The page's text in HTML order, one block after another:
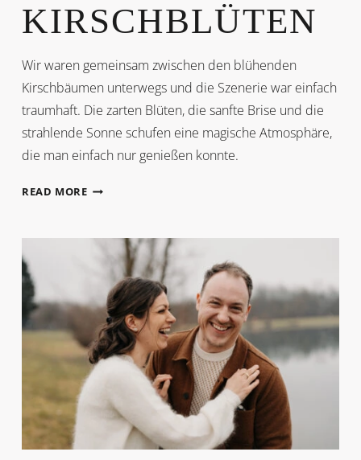
KIRSCHBLÜTEN
Wir waren gemeinsam zwischen den blühenden
Kirschbäumen unterwegs und die Szenerie war einfach
traumhaft. Die zarten Blüten, die sanfte Brise und die
strahlende Sonne schufen eine magische Atmosphäre,
die man einfach nur genießen konnte.
READ MOREKIRSCHBLÜTEN